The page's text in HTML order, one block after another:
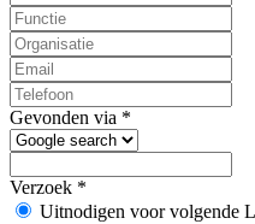
Gevonden via *
Verzoek *
Uitnodigen voor volgende